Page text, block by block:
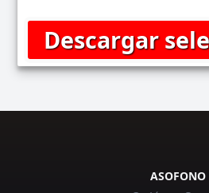
ASOFONO